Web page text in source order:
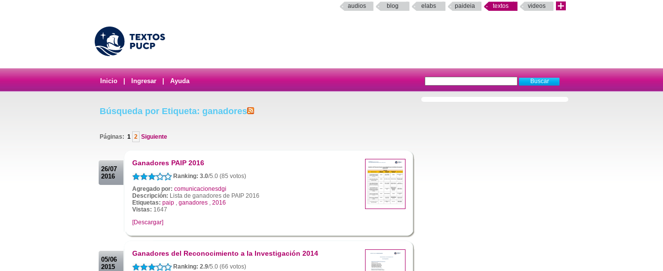
audios blog elabs paideia textos videos
Inicio Ingresar Ayuda
Búsqueda por Etiqueta: ganadores
Páginas: 1 2 Siguiente
26/07
2016
Ganadores PAIP 2016
Ranking: 3.0/5.0 (85 votos)
Agregado por: comunicacionesdgi
Descripción: Lista de ganadores de PAIP 2016
Etiquetas: paip , ganadores , 2016
Vistas: 1647
[Descargar]
05/06
2015
Ganadores del Reconocimiento a la Investigación 2014
Ranking: 2.9/5.0 (66 votos)